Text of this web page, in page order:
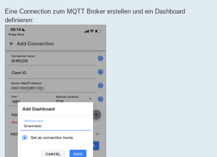
Eine Connection zum MQTT Broker erstellen und ein Dashboard
definieren: